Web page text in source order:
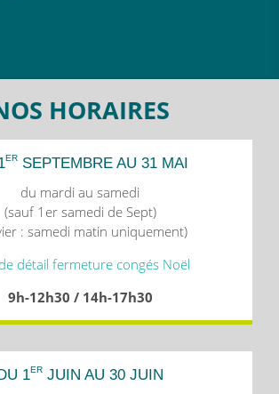
HORAIRES
ER SEPTEMBRE AU 31 MAI
du mardi au samedi
(sauf 1er samedi de Sept)
: samedi matin uniquement)
détail fermeture congés Noël
9h-12h30 / 14h-17h30
1ER JUIN AU 30 JUIN